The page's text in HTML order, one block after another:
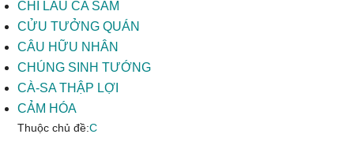
CHI LÂU CA SẤM
CỬU TƯỞNG QUÁN
CÂU HỮU NHÂN
CHÚNG SINH TƯỚNG
CÀ-SA THẬP LỢI
CẢM HÓA
Thuộc chủ đề:C